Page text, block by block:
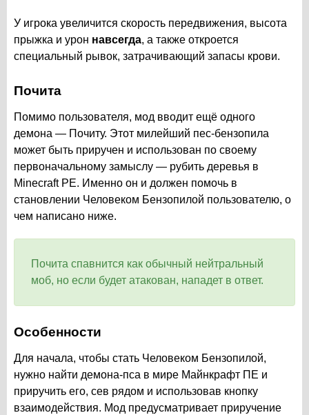
У игрока увеличится скорость передвижения, высота
прыжка и урон навсегда, а также откроется
специальный рывок, затрачивающий запасы крови.
Почита
Помимо пользователя, мод вводит ещё одного
демона — Почиту. Этот милейший пес-бензопила
может быть приручен и использован по своему
первоначальному замыслу — рубить деревья в
Minecraft PE. Именно он и должен помочь в
становлении Человеком Бензопилой пользователю, о
чем написано ниже.
Почита спавнится как обычный нейтральный
моб, но если будет атакован, нападет в ответ.
Особенности
Для начала, чтобы стать Человеком Бензопилой,
нужно найти демона-пса в мире Майнкрафт ПЕ и
приручить его, сев рядом и использовав кнопку
взаимодействия. Мод предусматривает приручение